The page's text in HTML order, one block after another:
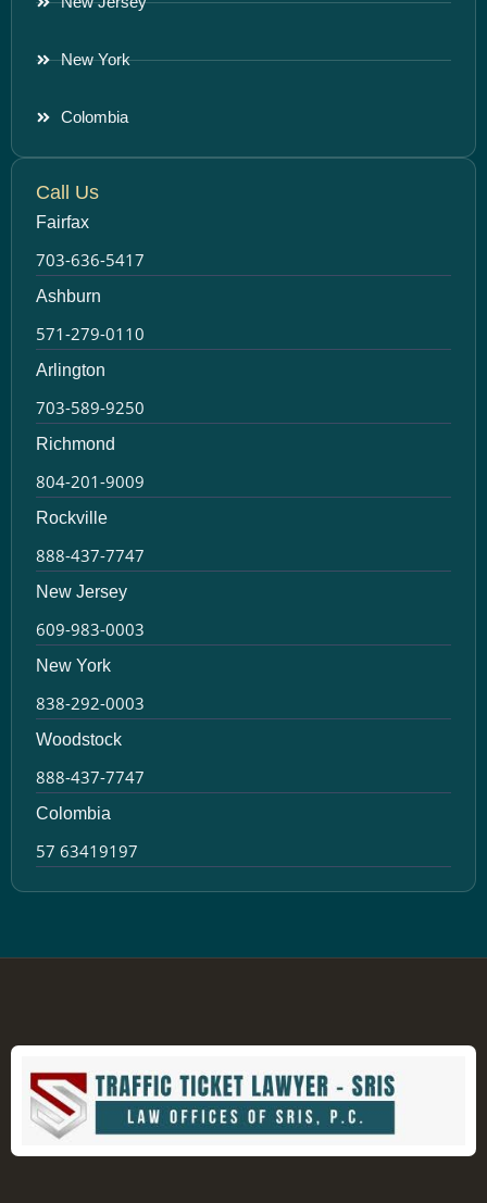
New York
Colombia
Call Us
Fairfax
703-636-5417
Ashburn
571-279-0110
Arlington
703-589-9250
Richmond
804-201-9009
Rockville
888-437-7747
New Jersey
609-983-0003
New York
838-292-0003
Woodstock
888-437-7747
Colombia
57 63419197